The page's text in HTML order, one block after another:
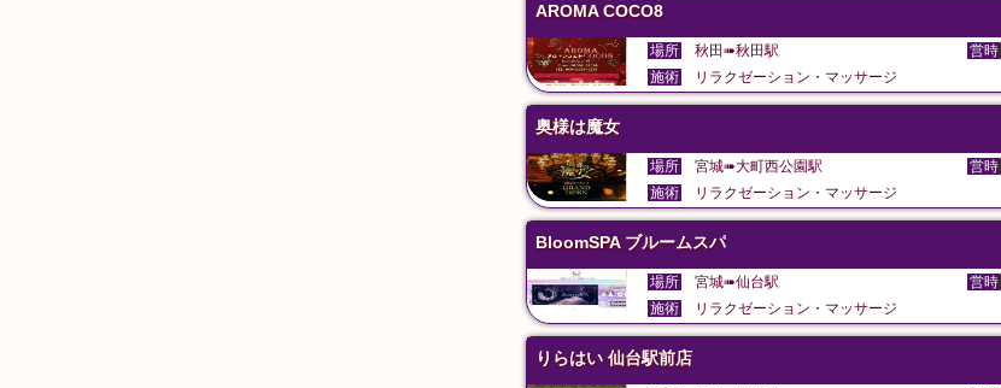
AROMA COCO8
場所 秋田➠秋田駅 営時
施術 リラクゼーション・マッサージ
奥様は魔女
場所 宮城➠大町西公園駅 営時
施術 リラクゼーション・マッサージ
BloomSPA ブルームスパ
場所 宮城➠仙台駅 営時
施術 リラクゼーション・マッサージ
りらはい 仙台駅前店